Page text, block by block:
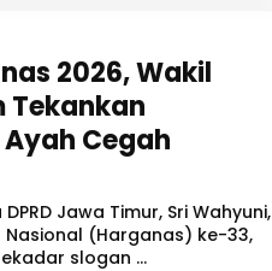
2026, Wakil
Tekankan
Cegah
Jawa Timur, Sri Wahyuni,
(Harganas) ke-33,
slogan ...